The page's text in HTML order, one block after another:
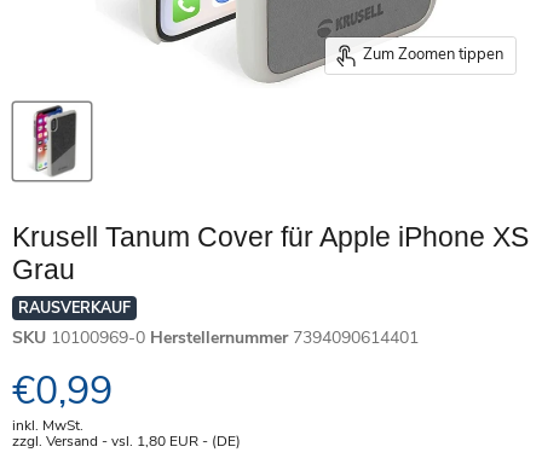
Zum Zoomen tippen
Krusell Tanum Cover für Apple iPhone XS
Grau
RAUSVERKAUF
SKU 10100969-0 Herstellernummer 7394090614401
Aktueller Preis
€0,99
inkl. MwSt.
zzgl. Versand - vsl. 1,80 EUR- (DE)